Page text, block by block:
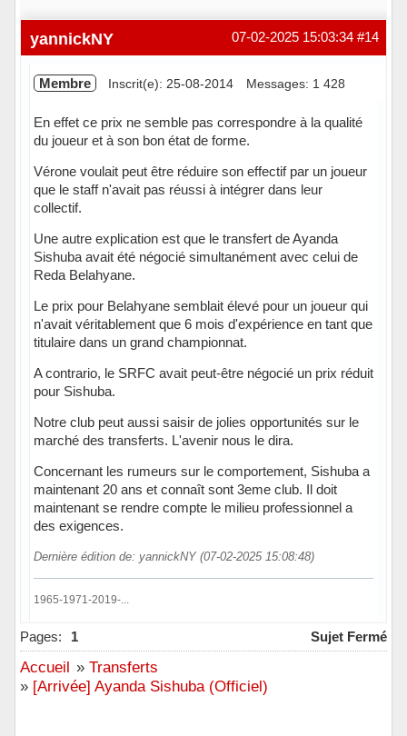
#14
07-02-2025 15:03:34
yannickNY
Membre Inscrit(e): 25-08-2014 Messages: 1 428
En effet ce prix ne semble pas correspondre à la qualité
du joueur et à son bon état de forme.
Vérone voulait peut être réduire son effectif par un joueur
que le staff n'avait pas réussi à intégrer dans leur
collectif.
Une autre explication est que le transfert de Ayanda
Sishuba avait été négocié simultanément avec celui de
Reda Belahyane.
Le prix pour Belahyane semblait élevé pour un joueur qui
n'avait véritablement que 6 mois d'expérience en tant que
titulaire dans un grand championnat.
A contrario, le SRFC avait peut-être négocié un prix réduit
pour Sishuba.
Notre club peut aussi saisir de jolies opportunités sur le
marché des transferts. L'avenir nous le dira.
Concernant les rumeurs sur le comportement, Sishuba a
maintenant 20 ans et connaît sont 3eme club. Il doit
maintenant se rendre compte le milieu professionnel a
des exigences.
Dernière édition de: yannickNY (07-02-2025 15:08:48)
1965-1971-2019-...
Hors ligne
Pages: 1 Sujet Fermé
Accueil » Transferts
» [Arrivée] Ayanda Sishuba (Officiel)